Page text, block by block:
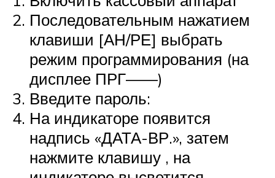
Последовательным нажатием
клавиши [АН/РЕ] выбрать
режим программирования (на
дисплее ПРГ——)
Введите пароль:
На индикаторе появится
надпись «ДАТА-ВР.», затем
нажмите клавишу , на